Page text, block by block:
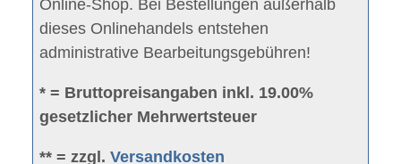
Online-Shop. Bei Bestellungen außerhalb
dieses Onlinehandels entstehen
administrative Bearbeitungsgebühren!
* = Bruttopreisangaben inkl. 19.00%
gesetzlicher Mehrwertsteuer
** = zzgl.Versandkosten